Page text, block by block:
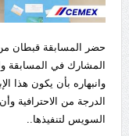
حضر المسابقة قبطان
المشارك في المسابقة
وانبهاره بأن يكون هذا
الدرجة من الاحترافية
السويس لتنفيذها..